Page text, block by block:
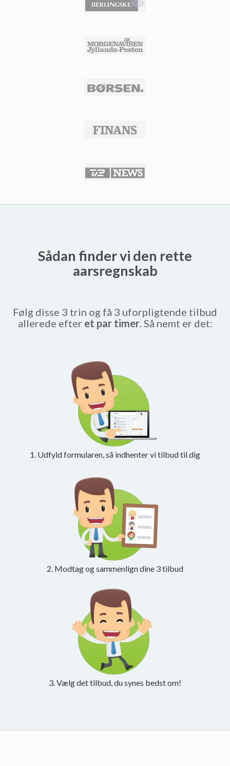
Sådan finder vi den rette
aarsregnskab
Følg disse 3 trin og få 3 uforpligtende tilbud
allerede efter et par timer. Så nemt er det:
1. Udfyld formularen, så indhenter vi tilbud til dig
2. Modtag og sammenlign dine 3 tilbud
3. Vælg det tilbud, du synes bedst om!